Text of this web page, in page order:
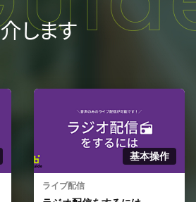
します
基本操作
サイト／ファンクラブ